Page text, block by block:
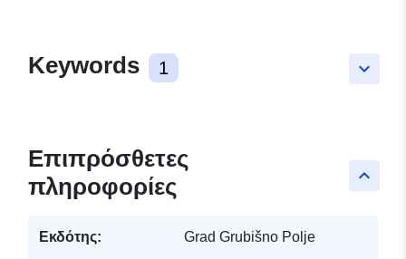
keyboard_arrow_down
Keywords 1
keyboard_arrow_up
Επιπρόσθετες
πληροφορίες
Εκδότης: Grad Grubišno Polje